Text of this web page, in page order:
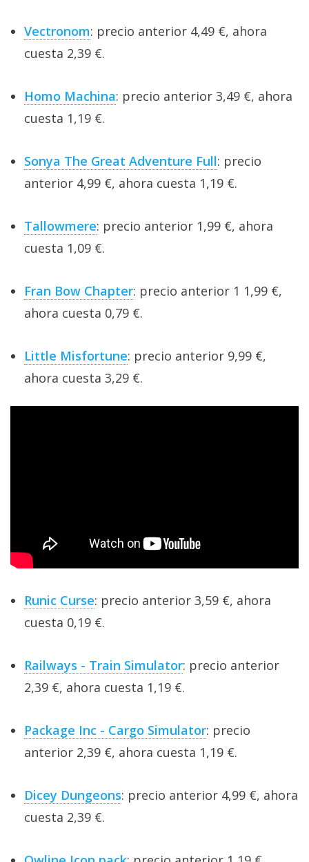
Vectronom: precio anterior 4,49 €, ahora
cuesta 2,39 €.
Homo Machina: precio anterior 3,49 €, ahora
cuesta 1,19 €.
Sonya The Great Adventure Full: precio
anterior 4,99 €, ahora cuesta 1,19 €.
Tallowmere: precio anterior 1,99 €, ahora
cuesta 1,09 €.
Fran Bow Chapter: precio anterior 1 1,99 €,
ahora cuesta 0,79 €.
Little Misfortune: precio anterior 9,99 €,
ahora cuesta 3,29 €.
Runic Curse: precio anterior 3,59 €, ahora
cuesta 0,19 €.
Railways - Train Simulator: precio anterior
2,39 €, ahora cuesta 1,19 €.
Package Inc - Cargo Simulator: precio
anterior 2,39 €, ahora cuesta 1,19 €.
Dicey Dungeons: precio anterior 4,99 €, ahora
cuesta 2,39 €.